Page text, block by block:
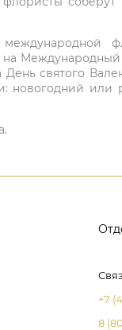
на
святого
новогодний или
+7
8